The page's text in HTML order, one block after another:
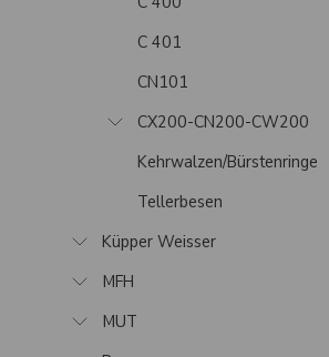
C 401
CN101
CX200-CN200-CW200
Kehrwalzen/Bürstenringe
Tellerbesen
Küpper Weisser
MFH
MUT